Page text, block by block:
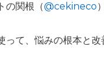
の関根（@cekineco
って、悩みの根本と